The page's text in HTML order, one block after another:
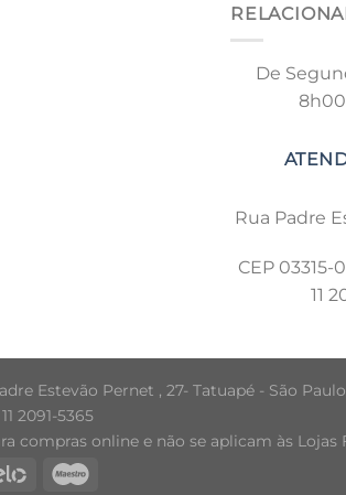
De
8h00
Rua Padre
CEP 03315-
11
Estevão Pernet , 27- Tatuapé - São
2091-5365
compras online e não se aplicam às Lojas